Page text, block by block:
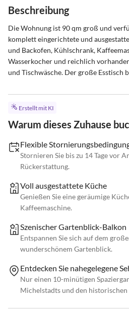
Beschreibung
Die Wohnung ist 90 qm groß und
komplett eingerichtete und
und Backofen, Kühlschrank,
Wasserkocher und reichlich
und Tischwäsche. Der große Esstisch
Erstellt mit KI
Warum dieses Zuhause
Flexible
Stornieren Sie bis zu 14 Tage vor
Rückerstattung.
Voll ausgestattete Küche
Genießen Sie eine geräumige
Kaffeemaschine.
Szenischer Gartenblick-Balkon
Entspannen Sie sich auf dem
wunderschönem Gartenblick.
Entdecken Sie nahegelegene
Nur einen 10-minütigen
Michelstadts und den